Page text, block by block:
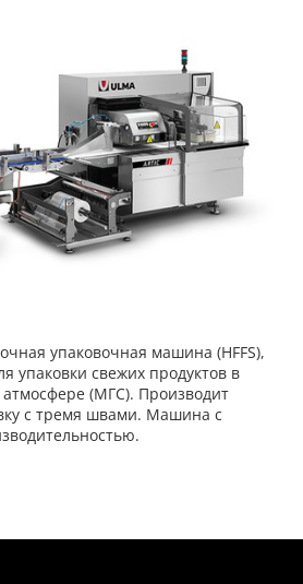
упаковочная машина (HFFS),
упаковки свежих продуктов в
(МГС). Производит
с тремя швами. Машина с